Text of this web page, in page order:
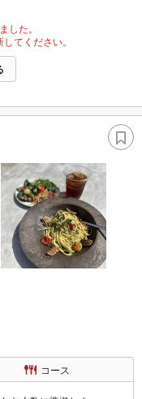
した。
てください。
コース